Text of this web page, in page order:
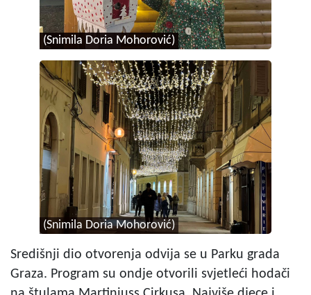
(Snimila Doria Mohorović)
(Snimila Doria Mohorović)
(Snimila Doria Mohorović)
Središnji dio otvorenja odvija se u Parku grada
Graza. Program su ondje otvorili svjetleći hodači